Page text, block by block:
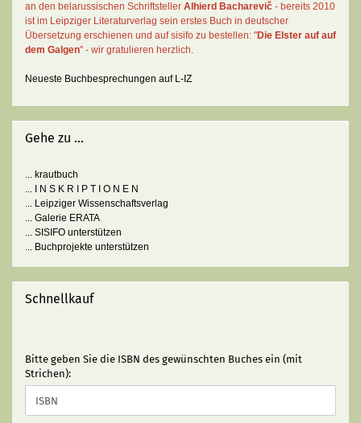
an den belarussischen Schriftsteller Alhierd Bacharevič - bereits 2010
ist im Leipziger Literaturverlag sein erstes Buch in deutscher
Übersetzung erschienen und auf sisifo zu bestellen: "Die Elster auf auf
dem Galgen" - wir gratulieren herzlich.
Neueste Buchbesprechungen auf L-IZ
Gehe zu ...
... krautbuch
... I N S K R I P T I O N E N
... Leipziger Wissenschaftsverlag
... Galerie ERATA
... SISIFO unterstützen
... Buchprojekte unterstützen
Schnellkauf
BITTE
GEBEN
SIE
DIE
ISBN
Bitte geben Sie die ISBN des gewünschten Buches ein (mit
Strichen):